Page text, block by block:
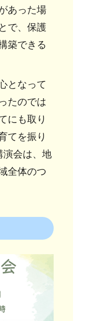
あった場
で、保護
築できる
となって
たのでは
にも取り
てを振り
演会は、地
全体のつ